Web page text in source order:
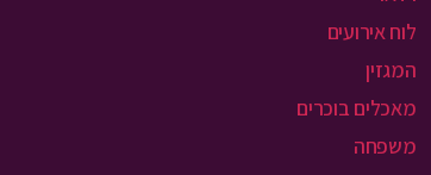
לוח אירועים
המגזין
מאכלים בוכרים
משפחה